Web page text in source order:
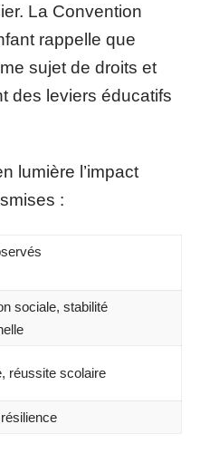
La Convention
rappelle que
sujet de droits et
des leviers éducatifs
lumière l’impact
:
sociale, stabilité
réussite scolaire